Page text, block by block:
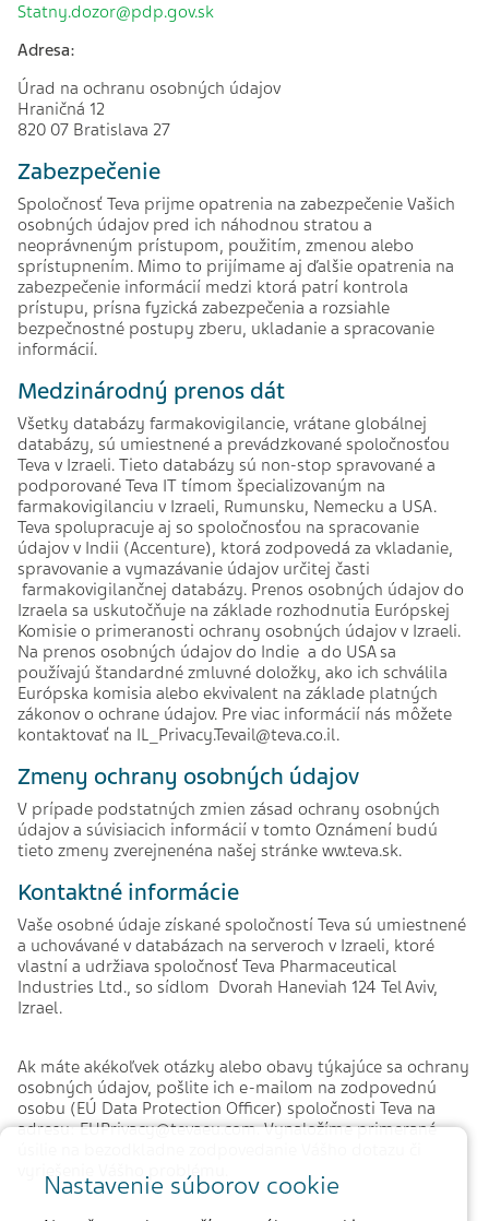
Statny.dozor@pdp.gov.sk
Adresa:
Úrad na ochranu osobných údajov
Hraničná 12
820 07 Bratislava 27
Zabezpečenie
Spoločnosť Teva prijme opatrenia na zabezpečenie Vašich
osobných údajov pred ich náhodnou stratou a
neoprávneným prístupom, použitím, zmenou alebo
sprístupnením. Mimo to prijímame aj ďalšie opatrenia na
zabezpečenie informácií medzi ktorá patrí kontrola
prístupu, prísna fyzická zabezpečenia a rozsiahle
bezpečnostné postupy zberu, ukladanie a spracovanie
informácií.
Medzinárodný prenos dát
Všetky databázy farmakovigilancie, vrátane globálnej
databázy, sú umiestnené a prevádzkované spoločnosťou
Teva v Izraeli. Tieto databázy sú non-stop spravované a
podporované Teva IT tímom špecializovaným na
farmakovigilanciu v Izraeli, Rumunsku, Nemecku a USA.
Teva spolupracuje aj so spoločnosťou na spracovanie
údajov v Indii (Accenture), ktorá zodpovedá za vkladanie,
spravovanie a vymazávanie údajov určitej časti
farmakovigilančnej databázy. Prenos osobných údajov do
Izraela sa uskutočňuje na základe rozhodnutia Európskej
Komisie o primeranosti ochrany osobných údajov v Izraeli.
Na prenos osobných údajov do Indie a do USA sa
používajú štandardné zmluvné doložky, ako ich schválila
Európska komisia alebo ekvivalent na základe platných
zákonov o ochrane údajov. Pre viac informácií nás môžete
kontaktovať na IL_Privacy.Tevail@teva.co.il.
Zmeny ochrany osobných údajov
V prípade podstatných zmien zásad ochrany osobných
údajov a súvisiacich informácií v tomto Oznámení budú
tieto zmeny zverejnenéna našej stránke ww.teva.sk.
Kontaktné informácie
Vaše osobné údaje získané spoločností Teva sú umiestnené
a uchovávané v databázach na serveroch v Izraeli, ktoré
vlastní a udržiava spoločnosť Teva Pharmaceutical
Industries Ltd., so sídlom Dvorah Haneviah 124 Tel Aviv,
Izrael.
Ak máte akékoľvek otázky alebo obavy týkajúce sa ochrany
osobných údajov, pošlite ich e-mailom na zodpovednú
osobu (EÚ Data Protection Officer) spoločnosti Teva na
adresu: EUPrivacy@tevaeu.com. Vynaložíme primerané
vyriešenie Vášho problému.
Nastavenie súborov cookie